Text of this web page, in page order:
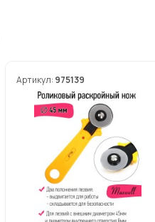
Артикул: 975139